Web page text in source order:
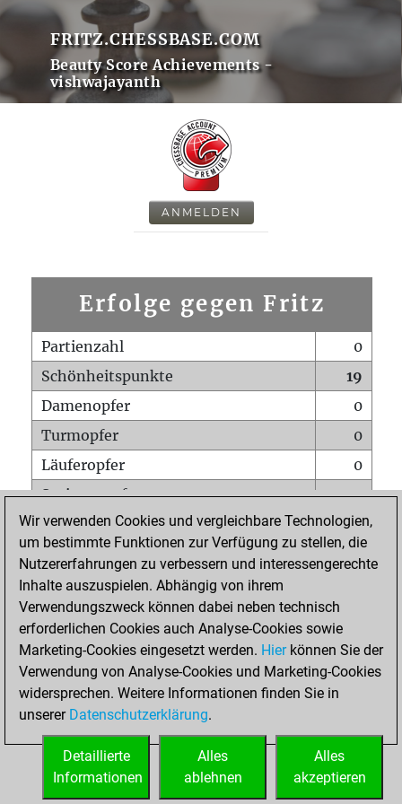
FRITZ.CHESSBASE.COM
Beauty Score Achievements -
vishwajayanth
ANMELDEN
Erfolge gegen Fritz
Partienzahl
0
Schönheitspunkte
19
Damenopfer
0
Turmopfer
0
Läuferopfer
0
Springeropfer
0
Bauernopfer
1
Matt auf vollem Brett
0
Bauer setzt Matt
Erstickte Matts
Unterverwandlungen
0
Türme auf der siebten
0
STARTSEITE
Wir verwenden Cookies und vergleichbare Technologien,
um bestimmte Funktionen zur Verfügung zu stellen, die
Nutzererfahrungen zu verbessern und interessengerechte
Inhalte auszuspielen. Abhängig von ihrem
Verwendungszweck können dabei neben technisch
erforderlichen Cookies auch Analyse-Cookies sowie
Marketing-Cookies eingesetzt werden. Hierkönnen Sie der
Verwendung von Analyse-Cookies und Marketing-Cookies
widersprechen. Weitere Informationen finden Sie in
unserer Datenschutzerklärung.
Alles
akzeptieren
Alles
ablehnen
Detaillierte
Informationen